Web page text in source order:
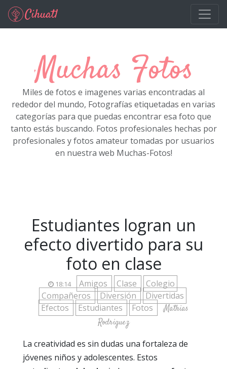
Ir al contenido principal
Muchas Fotos
Miles de fotos e imagenes varias encontradas al
rededor del mundo, Fotografías etiquetadas en varias
categorías para que puedas encontrar esa foto que
tanto estás buscando. Fotos profesionales hechas por
profesionales y fotos amateur tomadas por usuarios
en nuestra web Muchas-Fotos!
Estudiantes logran un
efecto divertido para su
foto en clase
18:14 Amigos Clase
Colegio
Compañeros
Diversión
Divertidas
Efectos
Estudiantes Fotos
Mathias
Rodriguez
La creatividad es sin dudas una fortaleza de
jóvenes niños y adolescentes. Estos